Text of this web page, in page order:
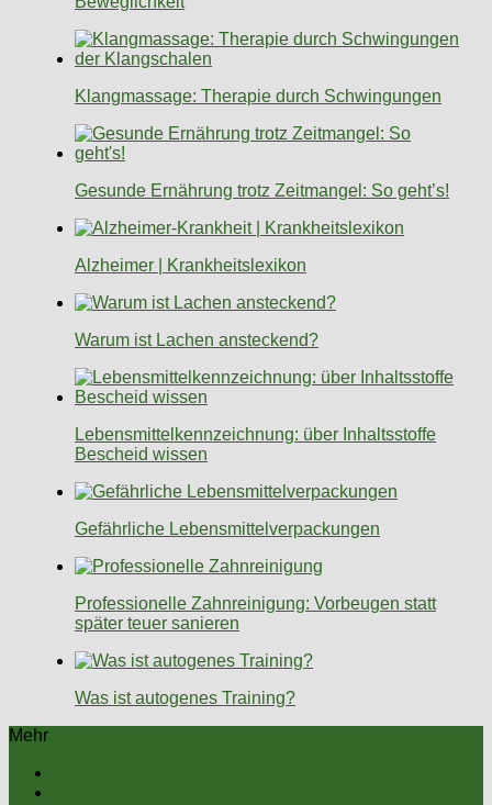
Klangmassage: Therapie durch Schwingungen
Gesunde Ernährung trotz Zeitmangel: So geht’s!
Alzheimer | Krankheitslexikon
Warum ist Lachen ansteckend?
Lebensmittelkennzeichnung: über Inhaltsstoffe
Bescheid wissen
Gefährliche Lebensmittelverpackungen
Professionelle Zahnreinigung: Vorbeugen statt
später teuer sanieren
Was ist autogenes Training?
Mehr